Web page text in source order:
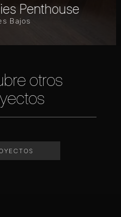
in Lochem
Países Bajos
otros